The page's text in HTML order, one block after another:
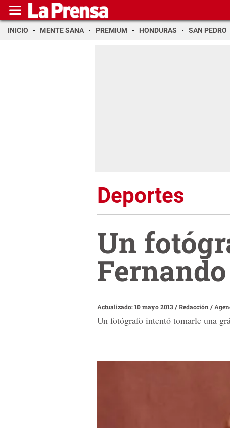
INICIO MENTE SANA PREMIUM HONDURAS SAN PEDRO
Deportes
Un
Actualizado: 10 mayo 2013/Redacción /
Un fotógrafo intentó tomarle una